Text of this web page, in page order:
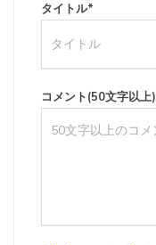
タイトル*
コメント(50文字以上)